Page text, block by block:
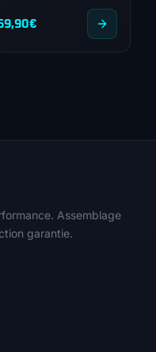
€
Assemblage
garantie.